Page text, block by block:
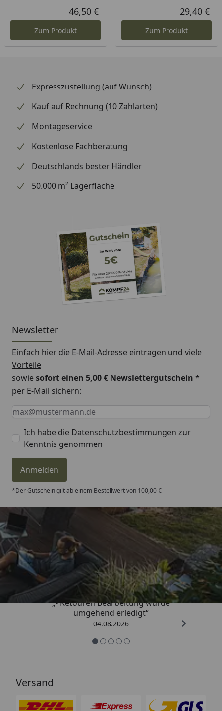
Aktueller Preis
46,50 €
Zum Produkt
29,40 €
Zum Produkt
Expresszustellung (auf Wunsch)
Kauf auf Rechnung (10 Zahlarten)
Montageservice
Kostenlose Fachberatung
Deutschlands bester Händler
50.000 m² Lagerfläche
Newsletter
Einfach hier die E-Mail-Adresse eintragen und viele
Vorteile
sowiesofort einen 5,00 € Newslettergutschein *
per E-Mail sichern:
Keine Eingabe erforderlich
Eingabe erforderlich
E-Mail *
Ich habe die Datenschutzbestimmungen zur
Kenntnis genommen
Anmelden
*Der Gutschein gilt ab einem Bestellwert von 100,00 €
Trusted Shops
4,81/ 5
„- Retouren Bearbeitung wurde
umgehend erledigt“
04.08.2026
Versand